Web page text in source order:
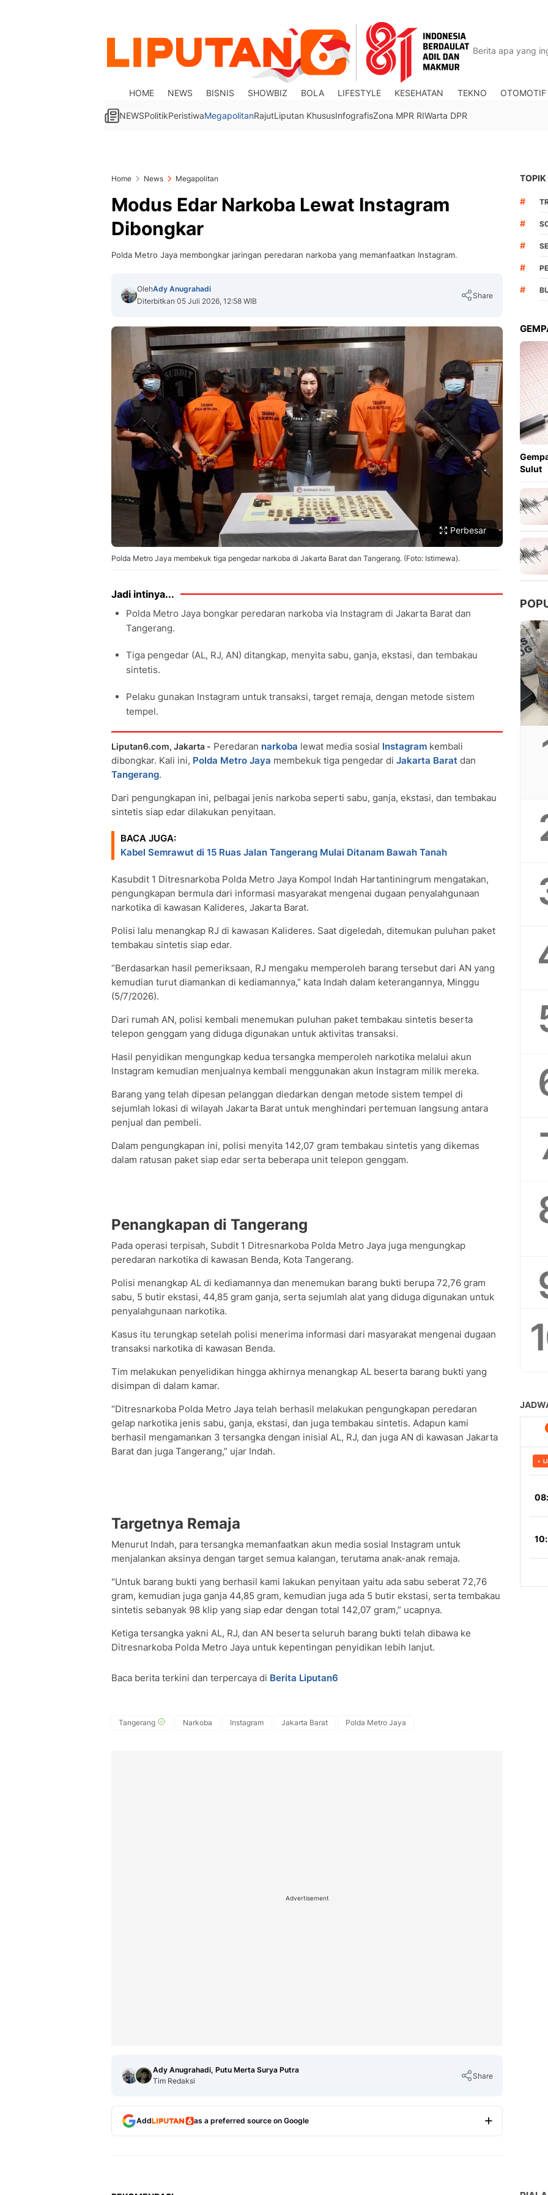
HOME NEWS BISNIS SHOWBIZ BOLA LIFESTYLE KESEHATAN TEKNO OTOMOTIF
NEWSPolitikPeristiwaMegapolitanRajutLiputan KhususInfografisZona MPR RIWarta DPR
Home News Megapolitan
Modus Edar Narkoba Lewat Instagram
Dibongkar
Polda Metro Jaya membongkar jaringan peredaran narkoba yang memanfaatkan Instagram.
OlehAdy Anugrahadi
Diterbitkan 05 Juli 2026, 12:58 WIB
Share
Copy Link
Perbesar
Polda Metro Jaya membekuk tiga pengedar narkoba di Jakarta Barat dan Tangerang. (Foto: Istimewa).
Jadi intinya...
Polda Metro Jaya bongkar peredaran narkoba via Instagram di Jakarta Barat dan
Tangerang.
Tiga pengedar (AL, RJ, AN) ditangkap, menyita sabu, ganja, ekstasi, dan tembakau
sintetis.
Pelaku gunakan Instagram untuk transaksi, target remaja, dengan metode sistem
tempel.
Liputan6.com, Jakarta - Peredaran narkoba lewat media sosial Instagram kembali
dibongkar. Kali ini, Polda Metro Jaya membekuk tiga pengedar di Jakarta Barat dan
Tangerang.
Dari pengungkapan ini, pelbagai jenis narkoba seperti sabu, ganja, ekstasi, dan tembakau
sintetis siap edar dilakukan penyitaan.
BACA JUGA:
Kabel Semrawut di 15 Ruas Jalan Tangerang Mulai Ditanam Bawah Tanah
Kasubdit 1 Ditresnarkoba Polda Metro Jaya Kompol Indah Hartantiningrum mengatakan,
pengungkapan bermula dari informasi masyarakat mengenai dugaan penyalahgunaan
narkotika di kawasan Kalideres, Jakarta Barat.
Polisi lalu menangkap RJ di kawasan Kalideres. Saat digeledah, ditemukan puluhan paket
tembakau sintetis siap edar.
“Berdasarkan hasil pemeriksaan, RJ mengaku memperoleh barang tersebut dari AN yang
kemudian turut diamankan di kediamannya,” kata Indah dalam keterangannya, Minggu
(5/7/2026).
Dari rumah AN, polisi kembali menemukan puluhan paket tembakau sintetis beserta
telepon genggam yang diduga digunakan untuk aktivitas transaksi.
Hasil penyidikan mengungkap kedua tersangka memperoleh narkotika melalui akun
Instagram kemudian menjualnya kembali menggunakan akun Instagram milik mereka.
Barang yang telah dipesan pelanggan diedarkan dengan metode sistem tempel di
sejumlah lokasi di wilayah Jakarta Barat untuk menghindari pertemuan langsung antara
penjual dan pembeli.
Dalam pengungkapan ini, polisi menyita 142,07 gram tembakau sintetis yang dikemas
dalam ratusan paket siap edar serta beberapa unit telepon genggam.
Penangkapan di Tangerang
Pada operasi terpisah, Subdit 1 Ditresnarkoba Polda Metro Jaya juga mengungkap
peredaran narkotika di kawasan Benda, Kota Tangerang.
Polisi menangkap AL di kediamannya dan menemukan barang bukti berupa 72,76 gram
sabu, 5 butir ekstasi, 44,85 gram ganja, serta sejumlah alat yang diduga digunakan untuk
penyalahgunaan narkotika.
Kasus itu terungkap setelah polisi menerima informasi dari masyarakat mengenai dugaan
transaksi narkotika di kawasan Benda.
Tim melakukan penyelidikan hingga akhirnya menangkap AL beserta barang bukti yang
disimpan di dalam kamar.
“Ditresnarkoba Polda Metro Jaya telah berhasil melakukan pengungkapan peredaran
gelap narkotika jenis sabu, ganja, ekstasi, dan juga tembakau sintetis. Adapun kami
berhasil mengamankan 3 tersangka dengan inisial AL, RJ, dan juga AN di kawasan Jakarta
Barat dan juga Tangerang,” ujar Indah.
Targetnya Remaja
Menurut Indah, para tersangka memanfaatkan akun media sosial Instagram untuk
menjalankan aksinya dengan target semua kalangan, terutama anak-anak remaja.
"Untuk barang bukti yang berhasil kami lakukan penyitaan yaitu ada sabu seberat 72,76
gram, kemudian juga ganja 44,85 gram, kemudian juga ada 5 butir ekstasi, serta tembakau
sintetis sebanyak 98 klip yang siap edar dengan total 142,07 gram,” ucapnya.
Ketiga tersangka yakni AL, RJ, dan AN beserta seluruh barang bukti telah dibawa ke
Ditresnarkoba Polda Metro Jaya untuk kepentingan penyidikan lebih lanjut.
Baca berita terkini dan terpercaya di Berita Liputan6
Tangerang Narkoba Instagram Jakarta Barat Polda Metro Jaya
Advertisement
Ady Anugrahadi, Putu Merta Surya Putra
Tim Redaksi
Share
Add as a preferred source on Google
TOPIK
#
#
#
#
#
Sulut